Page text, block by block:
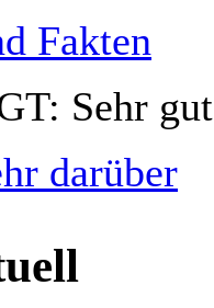
Fakten
Sehr
darüber